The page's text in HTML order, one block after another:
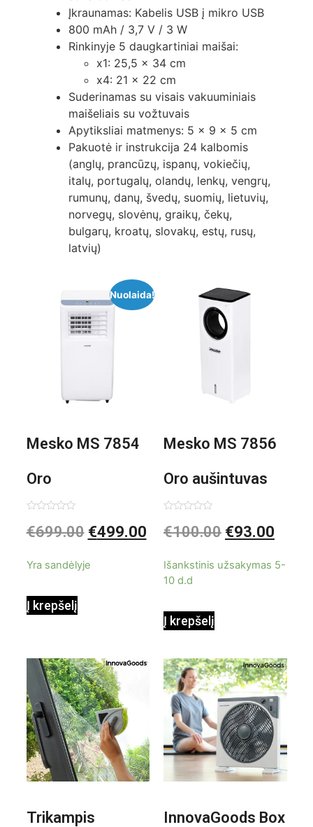
Įkraunamas: Kabelis USB į mikro USB
800 mAh / 3,7 V / 3 W
Rinkinyje 5 daugkartiniai maišai:
x1: 25,5 x 34 cm
x4: 21 x 22 cm
Suderinamas su visais vakuuminiais
maišeliais su vožtuvais
Apytiksliai matmenys: 5 x 9 x 5 cm
Pakuotė ir instrukcija 24 kalbomis
(anglų, prancūzų, ispanų, vokiečių,
italų, portugalų, olandų, lenkų, vengrų,
rumunų, danų, švedų, suomių, lietuvių,
norvegų, slovėnų, graikų, čekų,
bulgarų, kroatų, slovakų, estų, rusų,
latvių)
Nuolaida!
Mesko MS 7854
Oro
kondicionierius
0
iš
€699.00 €499.00
Yra sandėlyje
Į krepšelį
Mesko MS 7856
Oro aušintuvas
be ašmenų 3in1
0
iš
€100.00 €93.00
Išankstinis užsakymas 5-
10 d.d
Į krepšelį
Trikampis
InnovaGoods Box